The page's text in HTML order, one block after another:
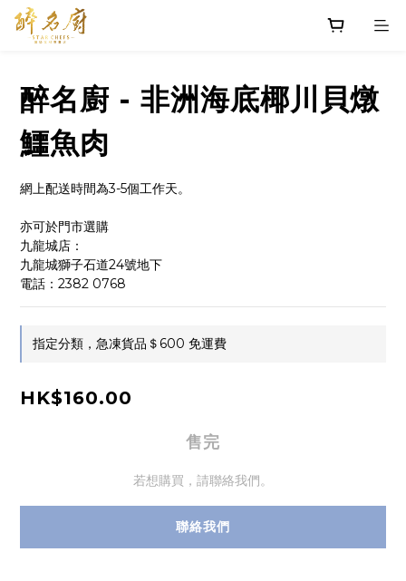
醉名廚 - 非洲海底椰川貝燉
鱷魚肉
網上配送時間為3-5個工作天。
亦可於門市選購
九龍城店：
九龍城獅子石道24號地下
電話：2382 0768
指定分類，急凍貨品＄600 免運費
HK$160.00
售完
若想購買，請聯絡我們。
聯絡我們